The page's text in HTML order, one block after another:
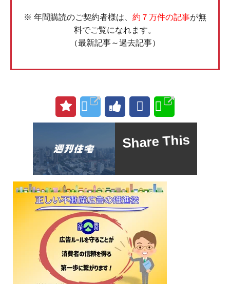
※ 年間購読のご契約者様は、 約７万件の記事が無
料でご覧になれます。
（最新記事～過去記事）
Share This